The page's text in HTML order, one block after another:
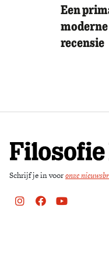
Een
recensie
Schrijf je in vooronze
Instagram
FacebookYoutube